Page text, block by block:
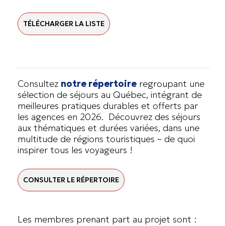
TÉLÉCHARGER LA LISTE
Consultez notre répertoireregroupant une
sélection de séjours au Québec, intégrant de
meilleures pratiques durables et offerts par
les agences en 2026. Découvrez des séjours
aux thématiques et durées variées, dans une
multitude de régions touristiques – de quoi
inspirer tous les voyageurs !
CONSULTER LE RÉPERTOIRE
Les membres prenant part au projet sont :